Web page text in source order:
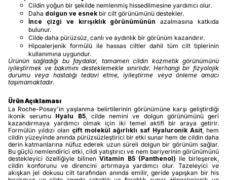
Cildin yoğun bir şekilde nemlenmiş hissedilmesine yardımcı olur.
Daha dolgun ve esnek bir cilt görünümünü destekler.
İnce çizgi ve kırışıklık görünümünün azalmasına katkıda
bulunur.
Cilde daha pürüzsüz, canlı ve aydınlık bir görünüm kazandırır.
Hipoalerjenik formülü ile hassas ciltler dahil tüm cilt tiplerinin
kullanımına uygundur.
Ürünün sağladığı bu faydalar, tamamen cildin kozmetik görünümünü
iyileştirmek ve bakımını desteklemekle sınırlıdır. Herhangi bir fizyolojik
durumu veya hastalığı tedavi etme, iyileştirme veya önleme amacı
taşımamaktadır.
Ürün Açıklaması
La Roche-Posay'in yaşlanma belirtilerinin görünümüne karşı geliştirdiği
ikonik serumu Hyalu B5, cilde nemini ve dolgun görünümünü geri
kazandırmaya yardımcı olmak için iki temel aktifi bir araya getirir.
Formülün yıldızı olan çift molekül ağırlıklı saf Hyaluronik Asit , hem
cildin yüzeyinde anında pürüzsüzleştirici bir etki sunar hem de cildin daha
derin katmanlarına nüfuz ederek uzun süreli dolgun bir görünüm sağlar.
Bu güçlü nemlendirici etki, cildi yatıştırıcı ve nem bariyerinin görünümünü
destekleyici özelliğiyle bilinenVitamin B5 (Panthenol) ile birleşerek,
cildin konforunu ve direncini artırmaya yardımcı olur. Tazeleyici ve
akışkan jel dokusu cilt tarafından anında emilir, geride yapışkan bir his